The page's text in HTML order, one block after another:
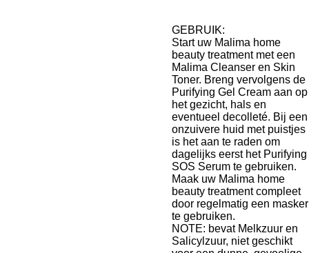
GEBRUIK:
Start uw Malima home
beauty treatment met een
Malima Cleanser en Skin
Toner. Breng vervolgens de
Purifying Gel Cream aan op
het gezicht, hals en
eventueel decolleté. Bij een
onzuivere huid met puistjes
is het aan te raden om
dagelijks eerst het Purifying
SOS Serum te gebruiken.
Maak uw Malima home
beauty treatment compleet
door regelmatig een masker
te gebruiken.
NOTE: bevat Melkzuur en
Salicylzuur, niet geschikt